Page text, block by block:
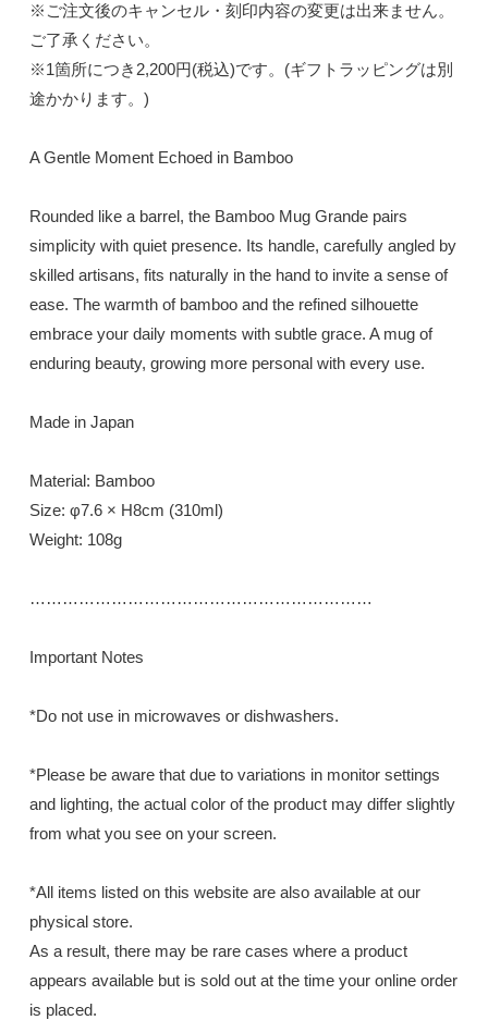
※ご注文後のキャンセル・刻印内容の変更は出来ません。
ご了承ください。
※1箇所につき2,200円(税込)です。(ギフトラッピングは別
途かかります。)
A Gentle Moment Echoed in Bamboo
Rounded like a barrel, the Bamboo Mug Grande pairs
simplicity with quiet presence. Its handle, carefully angled by
skilled artisans, fits naturally in the hand to invite a sense of
ease. The warmth of bamboo and the refined silhouette
embrace your daily moments with subtle grace. A mug of
enduring beauty, growing more personal with every use.
Made in Japan
Material: Bamboo
Size: φ7.6 × H8cm (310ml)
Weight: 108g
………………………………………………………
Important Notes
*Do not use in microwaves or dishwashers.
*Please be aware that due to variations in monitor settings
and lighting, the actual color of the product may differ slightly
from what you see on your screen.
*All items listed on this website are also available at our
physical store.
As a result, there may be rare cases where a product
appears available but is sold out at the time your online order
is placed.